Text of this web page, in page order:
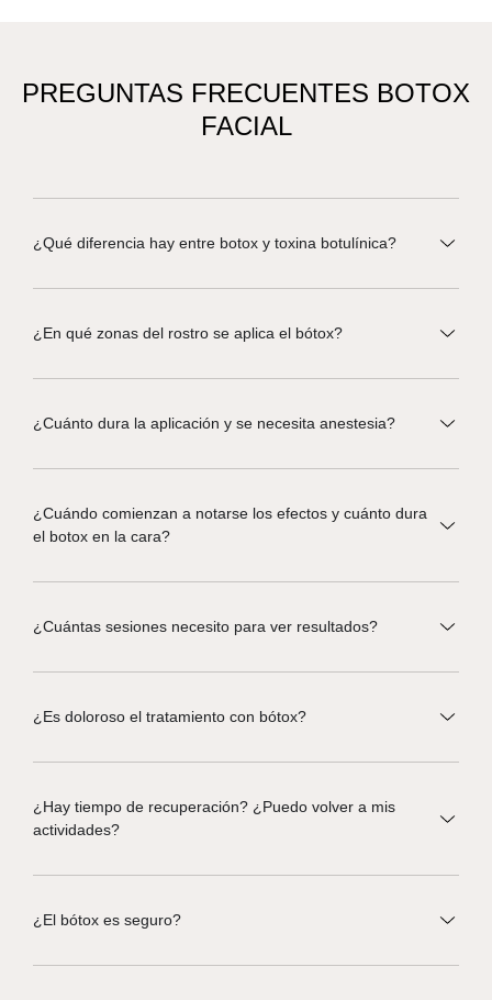
PREGUNTAS FRECUENTES BOTOX
FACIAL
¿Qué diferencia hay entre botox y toxina botulínica?
¿En qué zonas del rostro se aplica el bótox?
¿Cuánto dura la aplicación y se necesita anestesia?
¿Cuándo comienzan a notarse los efectos y cuánto dura
el botox en la cara?
¿Cuántas sesiones necesito para ver resultados?
¿Es doloroso el tratamiento con bótox?
¿Hay tiempo de recuperación? ¿Puedo volver a mis
actividades?
¿El bótox es seguro?